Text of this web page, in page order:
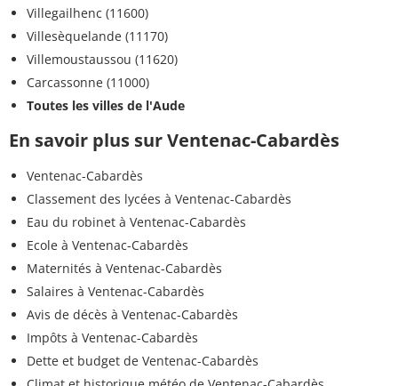
Villegailhenc (11600)
Villesèquelande (11170)
Villemoustaussou (11620)
Carcassonne (11000)
Toutes les villes de l'Aude
En savoir plus sur Ventenac-Cabardès
Ventenac-Cabardès
Classement des lycées à Ventenac-Cabardès
Eau du robinet à Ventenac-Cabardès
Ecole à Ventenac-Cabardès
Maternités à Ventenac-Cabardès
Salaires à Ventenac-Cabardès
Avis de décès à Ventenac-Cabardès
Impôts à Ventenac-Cabardès
Dette et budget de Ventenac-Cabardès